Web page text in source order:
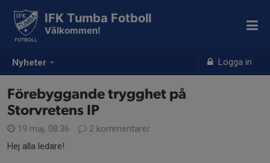
Nyheter Logga in
IFK Tumba Fotboll
Välkommen!
Förebyggande trygghet på
Storvretens IP
19 maj, 08:36
2 kommentarer
Hej alla ledare!